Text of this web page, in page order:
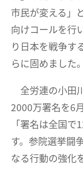
市民が変える」
向けコールを行
り日本を戦争す
らに固めました。
全労連の小田
2000万署名を6
「署名は全国
す。参院選挙闘
なる行動の強化